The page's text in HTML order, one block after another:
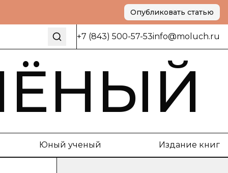
Опубликовать статью
+7 (843) 500-57-53info@moluch.ru
Юный ученый Издание книг